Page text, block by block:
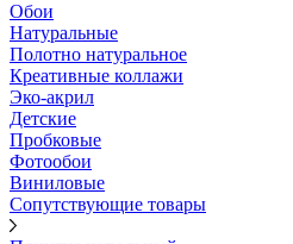
Обои
Натуральные
Полотно натуральное
Креативные коллажи
Эко-акрил
Детские
Пробковые
Фотообои
Виниловые
Сопутствующие товары